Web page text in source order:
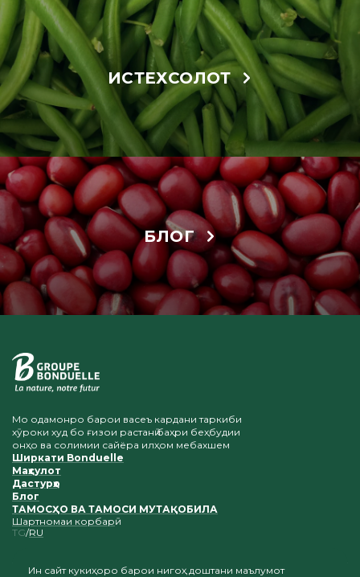
ИСТЕХСОЛОТ
БЛОГ
Мо одамонро барои васеъ кардани таркиби
хӯроки худ бо ғизои растанӣ баҳри беҳбудии
онҳо ва солимии сайёра илҳом мебахшем
Ширкати Bonduelle
Маҳсулот
Дастурҳо
Блог
ТАМОСҲО ВА ТАМОСИ МУТАҚОБИЛА
Шартномаи корбарӣ
TG RU
Ин сайт кукиҳоро барои нигоҳ доштани маълумот